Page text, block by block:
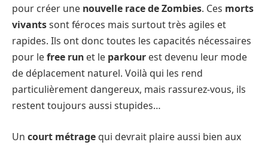
pour créer une nouvelle race de Zombies. Ces morts
vivantssont féroces mais surtout très agiles et
rapides. Ils ont donc toutes les capacités nécessaires
pour lefree run et le parkour est devenu leur mode
de déplacement naturel. Voilà qui les rend
particulièrement dangereux, mais rassurez-vous, ils
restent toujours aussi stupides…
Un court métrage qui devrait plaire aussi bien aux